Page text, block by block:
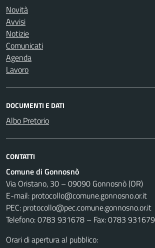
Novità
Avvisi
Notizie
Comunicati
Agenda
Lavoro
DOCUMENTI E DATI
Albo Pretorio
CONTATTI
Comune di Gonnosnò
Via Oristano, 30 – 09090 Gonnosnò (OR)
E-mail: protocollo@comune.gonnosno.or.it
PEC: protocollo@pec.comune.gonnosno.or.it
Telefono: 0783 931678 – Fax: 0783 931679
Orari di apertura al pubblico: